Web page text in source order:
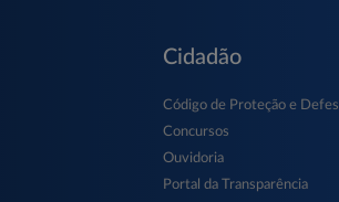
Cidadão
Código de Proteção e
Concursos
Ouvidoria
Portal da Transparência